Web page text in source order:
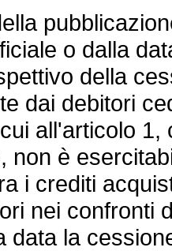
o dalla
della
dai debitori
all'articolo
non è
i crediti
nei confronti
data la